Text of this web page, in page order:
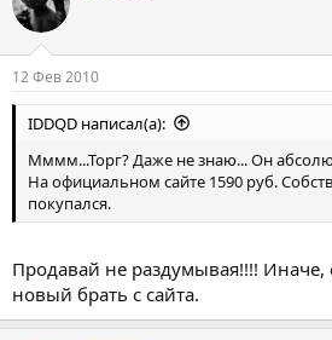
12 Фев 2010
IDDQD написал(а):
Мммм...Торг? Даже не знаю... Он
На официальном сайте 1590 руб.
покупался.
Продавай не раздумывая!!!!
новый брать с сайта.